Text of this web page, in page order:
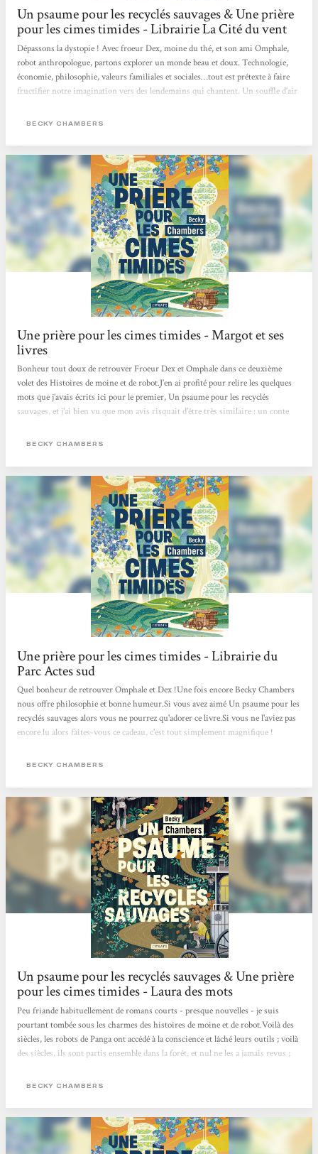
Un psaume pour les recyclés sauvages & Une prière
pour les cimes timides - Librairie La Cité du vent
Dépassons la dystopie ! Avec froeur Dex, moine du thé, et son ami Omphale,
robot anthropologue, partons explorer un monde beau et doux. Technologie,
économie, philosophie, valeurs familiales et sociales…tout est prétexte à faire
fructifier notre imagination vers des lendemains qui chantent. Un souffle d’air
Surgers pour la traduction.
BECKY CHAMBERS
Une prière pour les cimes timides - Margot et ses
livres
Bonheur tout doux de retrouver Froeur Dex et Omphale dans ce deuxième
volet des Histoires de moine et de robot.J’en ai profité pour relire les quelques
mots que j’avais écrits ici pour le premier, Un psaume pour les recyclés
sauvages, et j’ai bien vu que mon avis risquait d’être très similaire : un conte
très agréables, d’une simplicité intelligente et pas simpliste… et le fait d’avoir à
de thé,...
BECKY CHAMBERS
Une prière pour les cimes timides - Librairie du
Parc Actes sud
Quel bonheur de retrouver Omphale et Dex !Une fois encore Becky Chambers
nous offre philosophie et bonne humeur.Si vous avez aimé Un psaume pour les
recyclés sauvages alors vous ne pourrez qu'adorer ce livre.Si vous ne l'aviez pas
encore lu alors faîtes-vous ce cadeau, c'est tout simplement magnifique !
BECKY CHAMBERS
Un psaume pour les recyclés sauvages & Une prière
pour les cimes timides - Laura des mots
Peu friande habituellement de romans courts - presque nouvelles - je suis
pourtant tombée sous les charmes des histoires de moine et de robot.Voilà des
siècles, les robots de Panga ont accédé à la conscience et lâché leurs outils ; voilà
des siècles, ils sont partis ensemble dans la forêt, et nul ne les a jamais revus ;
vie de dex, moine de thé, est bouleversée par l’arrivée d’un robot qui, fidèle à
BECKY CHAMBERS